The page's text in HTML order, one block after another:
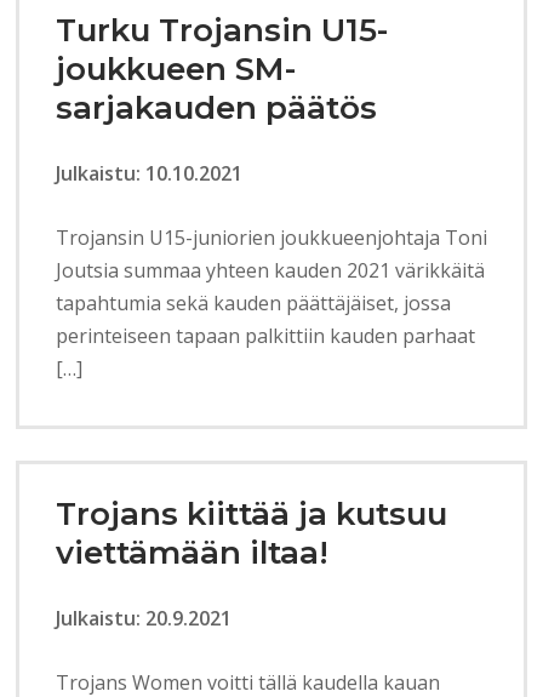
Turku Trojansin U15-
joukkueen SM-
sarjakauden päätös
Julkaistu: 10.10.2021
Trojansin U15-juniorien joukkueenjohtaja Toni
Joutsia summaa yhteen kauden 2021 värikkäitä
tapahtumia sekä kauden päättäjäiset, jossa
perinteiseen tapaan palkittiin kauden parhaat
[…]
Trojans kiittää ja kutsuu
viettämään iltaa!
Julkaistu: 20.9.2021
Trojans Women voitti tällä kaudella kauan